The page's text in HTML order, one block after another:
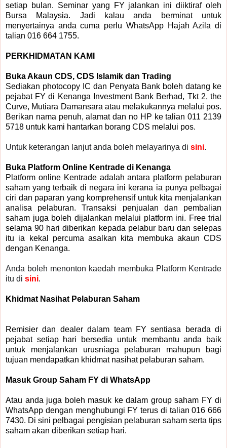
setiap bulan. Seminar yang FY jalankan ini diiktiraf oleh
Bursa Malaysia. Jadi kalau anda berminat untuk
menyertainya anda cuma perlu WhatsApp Hajah Azila di
talian 016 664 1755.
PERKHIDMATAN KAMI
Buka Akaun CDS, CDS Islamik dan Trading
Sediakan photocopy IC dan Penyata Bank boleh datang ke
pejabat FY di Kenanga Investment Bank Berhad, Tkt 2, the
Curve, Mutiara Damansara atau melakukannya melalui pos.
Berikan nama penuh, alamat dan no HP ke talian 011 2139
5718 untuk kami hantarkan borang CDS melalui pos.
Untuk keterangan lanjut anda boleh melayarinya di sini.
Buka Platform Online Kentrade di Kenanga
Platform online Kentrade adalah antara platform pelaburan
saham yang terbaik di negara ini kerana ia punya pelbagai
ciri dan paparan yang komprehensif untuk kita menjalankan
analisa pelaburan. Transaksi penjualan dan pembalian
saham juga boleh dijalankan melalui platform ini. Free trial
selama 90 hari diberikan kepada pelabur baru dan selepas
itu ia kekal percuma asalkan kita membuka akaun CDS
dengan Kenanga.
Anda boleh menonton kaedah membuka Platform Kentrade
itu di sini.
Khidmat Nasihat Pelaburan Saham
Remisier dan dealer dalam team FY sentiasa berada di
pejabat setiap hari bersedia untuk membantu anda baik
untuk menjalankan urusniaga pelaburan mahupun bagi
tujuan mendapatkan khidmat nasihat pelaburan saham.
Masuk Group Saham FY di WhatsApp
Atau anda juga boleh masuk ke dalam group saham FY di
WhatsApp dengan menghubungi FY terus di talian 016 666
7430. Di sini pelbagai pengisian pelaburan saham serta tips
saham akan diberikan setiap hari.